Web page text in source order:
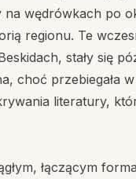
na wędrówkach po
regionu. Te
stały się
choć przebiegała
literatury,
łączącym